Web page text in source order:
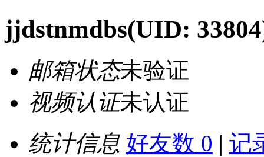
jjdstnmdbs(UID:
邮箱状态未验证
视频认证未认证
统计信息 好友数 0 | 记